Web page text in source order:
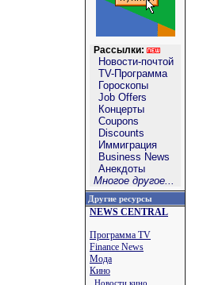
Рассылки:
Новости-почтой
TV-Программа
Гороскопы
Job Offers
Концерты
Coupons
Discounts
Иммиграция
Business News
Анекдоты
Многое другое...
Другие ресурсы
NEWS CENTRAL
Программа TV
Finance News
Мода
Кино
Новости кино